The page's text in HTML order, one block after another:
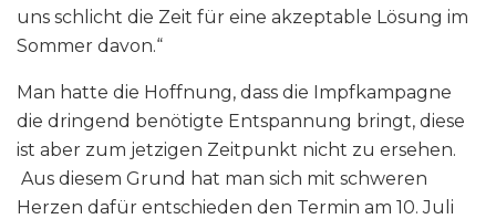
uns schlicht die Zeit für eine akzeptable Lösung im
Sommer davon.“
Man hatte die Hoffnung, dass die Impfkampagne
die dringend benötigte Entspannung bringt, diese
ist aber zum jetzigen Zeitpunkt nicht zu ersehen.
Aus diesem Grund hat man sich mit schweren
Herzen dafür entschieden den Termin am 10. Juli